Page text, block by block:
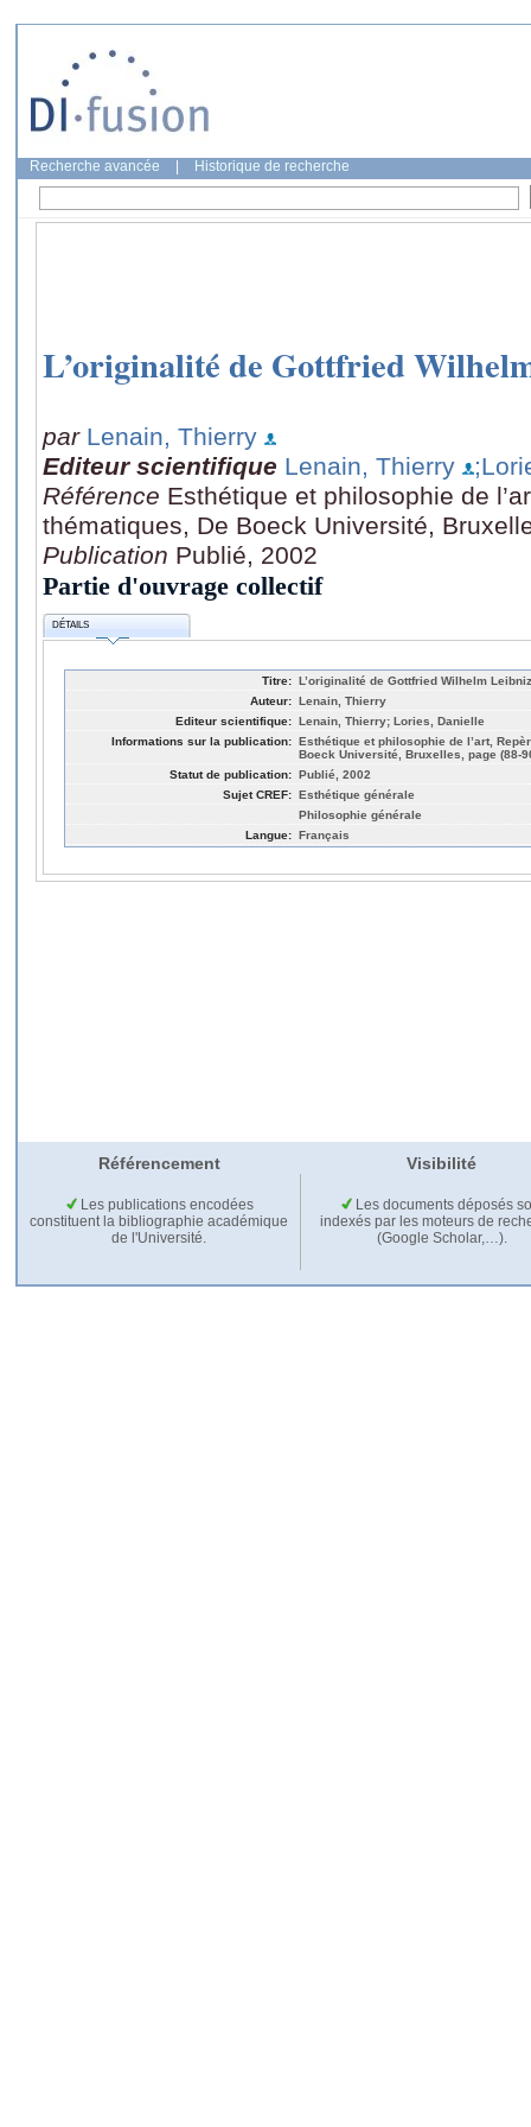
Recherche avancée Historique de recherche
L’originalité de Gottfried
par Lenain, Thierry
Editeur scientifique Lenain, Thierry
Référence Esthétique et philosophie de
thématiques, De Boeck Université,
Publication Publié, 2002
Partie d'ouvrage collectif
DÉTAILS
Titre: L’originalité de Gottfried Wilhelm Leibniz
Auteur: Lenain, Thierry
Editeur scientifique: Lenain, Thierry; Lories, Danielle
Informations sur la publication: Esthétique et philosophie de l’art,
Boeck Université, Bruxelles, page (88-
Statut de publication: Publié, 2002
Sujet CREF: Esthétique générale
Philosophie générale
Langue: Français
Référencement Visibilité
Les publications encodées
constituent la bibliographie académique
de l'Université.
Les documents déposés
indexés par les moteurs de
(Google Scholar,…).